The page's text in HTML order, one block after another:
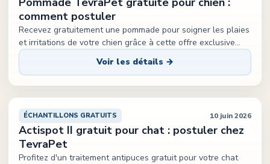
comment postuler
Recevez gratuitement une pommade pour soigner les plaies
et irritations de votre chien grâce à cette offre exclusive...
Voir les détails →
ÉCHANTILLONS GRATUITS 10 juin 2026
Actispot II gratuit pour chat : postuler chez
TevraPet
Profitez d'un traitement antipuces gratuit pour votre chat